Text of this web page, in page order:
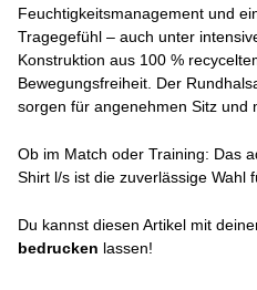
Feuchtigkeitsmanagement und
Tragegefühl – auch unter
Konstruktion aus 100 %
Bewegungsfreiheit. Der
sorgen für angenehmen Sitz und
Ob im Match oder Training: Das
Shirt l/s ist die zuverlässige Wahl
Du kannst diesen Artikel mit
bedrucken lassen!